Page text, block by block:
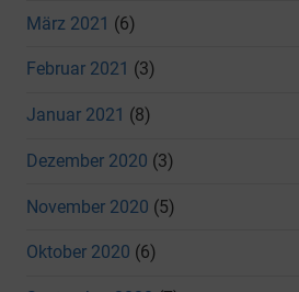
März 2021 (6)
Februar 2021 (3)
Januar 2021 (8)
Dezember 2020 (3)
November 2020 (5)
Oktober 2020 (6)